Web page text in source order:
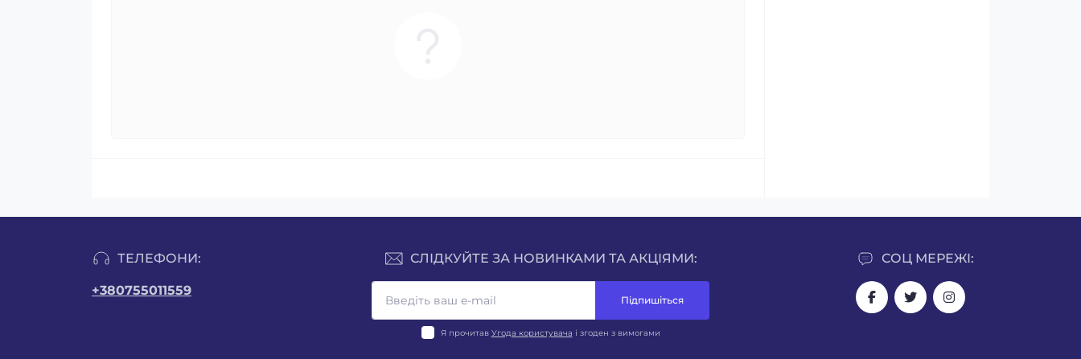
ТЕЛЕФОНИ:
+380755011559
СОЦ МЕРЕЖІ:
СЛІДКУЙТЕ ЗА НОВИНКАМИ ТА АКЦІЯМИ:
Підпишіться
Я прочитав Угода користувача і згоден з вимогами